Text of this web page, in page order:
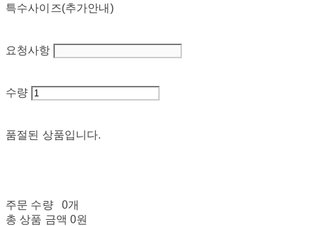
특수사이즈(추가안내)
요청사항
수량
품절된 상품입니다.
주문 수량
0개
총 상품 금액 0원